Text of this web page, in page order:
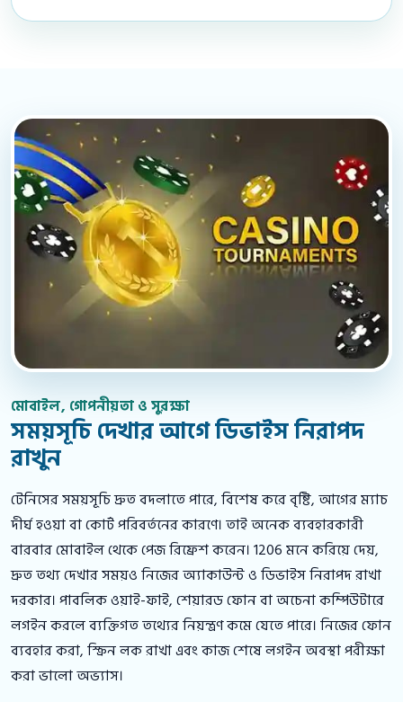
মোবাইল, গোপনীয়তা ও সুরক্ষা
সময়সূচি দেখার আগে ডিভাইস নিরাপদ
রাখুন
টেনিসের সময়সূচি দ্রুত বদলাতে পারে, বিশেষ করে বৃষ্টি, আগের ম্যাচ
দীর্ঘ হওয়া বা কোর্ট পরিবর্তনের কারণে। তাই অনেক ব্যবহারকারী
বারবার মোবাইল থেকে পেজ রিফ্রেশ করেন। 1206 মনে করিয়ে দেয়,
দ্রুত তথ্য দেখার সময়ও নিজের অ্যাকাউন্ট ও ডিভাইস নিরাপদ রাখা
দরকার। পাবলিক ওয়াই-ফাই, শেয়ারড ফোন বা অচেনা কম্পিউটারে
লগইন করলে ব্যক্তিগত তথ্যের নিয়ন্ত্রণ কমে যেতে পারে। নিজের ফোন
ব্যবহার করা, স্ক্রিন লক রাখা এবং কাজ শেষে লগইন অবস্থা পরীক্ষা
করা ভালো অভ্যাস।